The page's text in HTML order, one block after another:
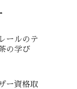
ールのテ
の学び
ー資格取